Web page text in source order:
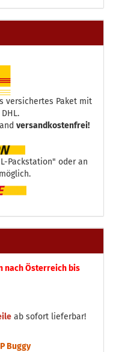
versichertes Paket mit
versandkostenfrei!
oder an
nach Österreich bis
ab sofort lieferbar!
Buggy